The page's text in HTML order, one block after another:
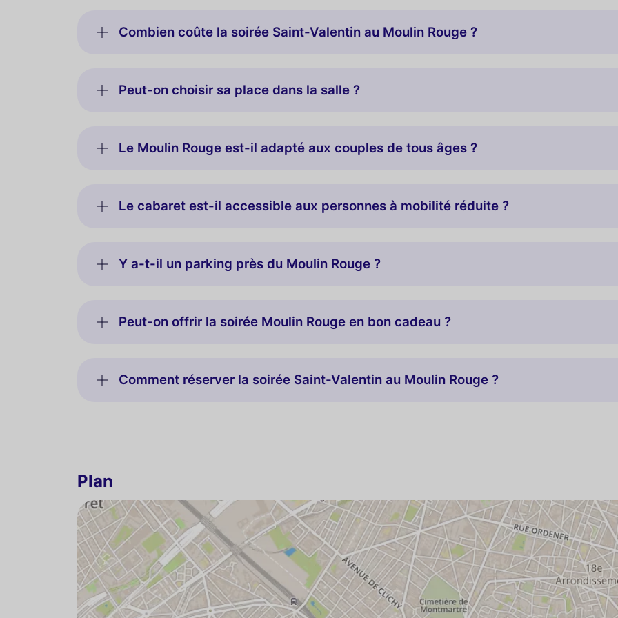
Combien coûte la soirée Saint-Valentin au Moulin Rouge ?
Peut-on choisir sa place dans la salle ?
Le Moulin Rouge est-il adapté aux couples de tous âges ?
Le cabaret est-il accessible aux personnes à mobilité réduite ?
Y a-t-il un parking près du Moulin Rouge ?
Peut-on offrir la soirée Moulin Rouge en bon cadeau ?
Comment réserver la soirée Saint-Valentin au Moulin Rouge ?
Plan